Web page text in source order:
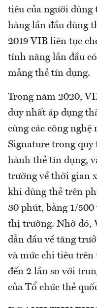
tiêu của người dùng
hàng lần đầu dùng
2019 VIB liên tục
tính năng lần đầu
mảng thẻ tín dụng.
Trong năm 2020,
duy nhất áp dụng
cùng các công
Signature trong
hành thẻ tín dụng,
trường về thời gian
khi dùng thẻ trên
30 phút, bằng 1/
thị trường. Nhờ đó,
dẫn đầu về tăng
và mức chi tiêu trên
đến 2 lần so với
của Tổ chức thẻ